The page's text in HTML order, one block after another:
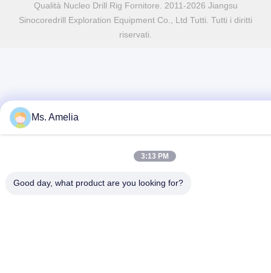
Qualità Nucleo Drill Rig Fornitore. 2011-2026 Jiangsu
Sinocoredrill Exploration Equipment Co., Ltd Tutti. Tutti i diritti
riservati.
Ms. Amelia
3:13 PM
Good day, what product are you looking for?